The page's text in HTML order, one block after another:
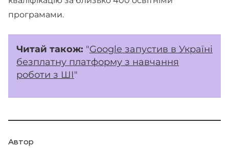
програмами.
Читай також: "Google запустив в Україні
безплатну платформу з навчання
роботи з ШІ"
Автор